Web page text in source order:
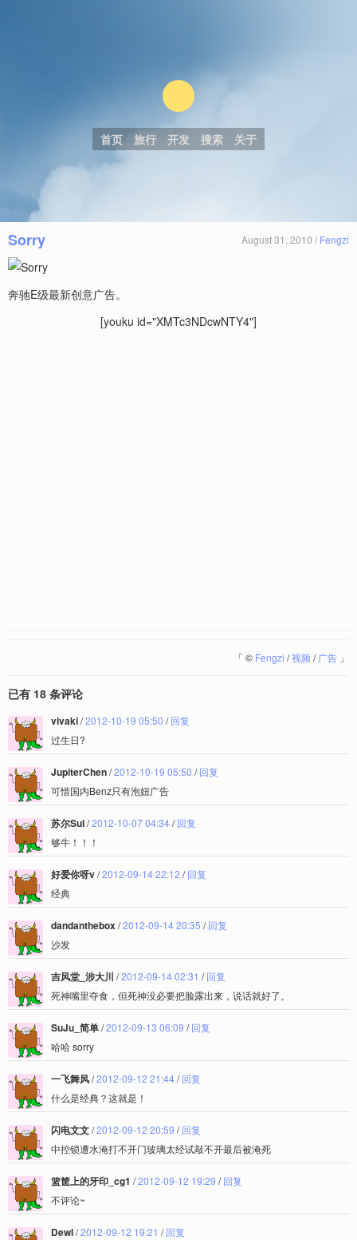
首页 旅行 开发 搜索 关于
Sorry August 31, 2010 / Fengzi
奔驰E级最新创意广告。
[youku id="XMTc3NDcwNTY4"]
「 © Fengzi /视频/广告 」
已有 18 条评论
vivaki/2012-10-19 05:50 /回复
过生日?
JupiterChen/2012-10-19 05:50 /回复
可惜国内Benz只有泡妞广告
苏尔Sul/2012-10-07 04:34/回复
够牛！！！
好爱你呀v/2012-09-14 22:12 /回复
经典
dandanthebox/2012-09-14 20:35 /回复
沙发
吉风堂_涉大川 /2012-09-14 02:31 /回复
死神嘴里夺食，但死神没必要把脸露出来，说话就好了。
SuJu_简单/2012-09-13 06:09 /回复
哈哈 sorry
一飞舞风/2012-09-12 21:44/回复
什么是经典？这就是！
闪电文文/2012-09-12 20:59 /回复
中控锁遭水淹打不开门玻璃太经试敲不开最后被淹死
篮筐上的牙印_cg1 /2012-09-12 19:29 /回复
不评论~
Dewl/2012-09-12 19:21 /回复